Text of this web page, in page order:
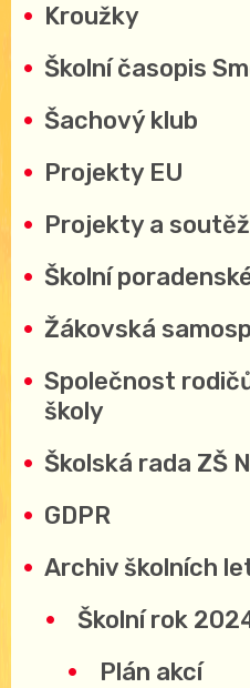
Kroužky
Školní časopis
Šachový klub
Projekty EU
Projekty a
Školní
Žákovská
Společnost
školy
Školská rada ZŠ
GDPR
Archiv školních
Školní rok
Plán akcí